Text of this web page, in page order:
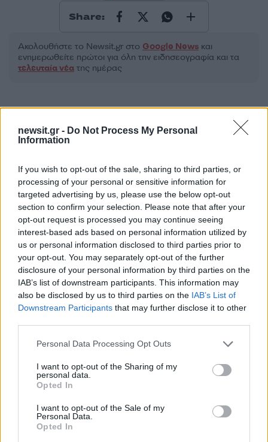
newsit.gr - Do Not Process My Personal
Information
If you wish to opt-out of the sale, sharing to third parties, or
processing of your personal or sensitive information for
targeted advertising by us, please use the below opt-out
section to confirm your selection. Please note that after your
opt-out request is processed you may continue seeing
interest-based ads based on personal information utilized by
us or personal information disclosed to third parties prior to
your opt-out. You may separately opt-out of the further
disclosure of your personal information by third parties on the
IAB’s list of downstream participants. This information may
also be disclosed by us to third parties on the IAB’s List of
Downstream Participants that may further disclose it to other
Please note that this website/app uses one or more Google
not limited to your visit or usage behaviour. You may click to
grant or deny consent to Google and its third-party tags to
use your data for below specified purposes in below Google
consent section.
Personal Data Processing Opt Outs
I want to opt-out of the Sharing of my
personal data.
Opted In
I want to opt-out of the Sale of my
Personal Data.
Opted In
Share:
Ακολουθήστε το Νewsit.gr στο Google News και
ενημερωθείτε πρώτοι για όλη την ειδησεογραφία και τα
τελευταία νέα της ημέρας
Πιο δημοφιλή
1 Σέρρες: Βίντεο ντοκουμέντο από το
τροχαίο με νεκρούς μητέρα και γιο – Ο
οδηγός του φορτηγού κατέγραψε τη
σύγκρουση
2Στα Χανιά για ολιγοήμερες διακοπές ο
Κυριάκος Μητσοτάκης με την σύζυγό του
Μαρέβα
3Marfin: Η 46χρονη πήρε προθεσμία για να
απολογηθεί την Τρίτη – «Είναι αθώα,
συμμετείχε στη διαδήλωση όπως και
100.000 άτομα»
4Η βαθμολογία της UEFA μετά την ήττα του
ΠΑΟΚ από την Άντερλεχτ
Καλομοίρα: Οι οικογενειακές στιγμές με
τον σύζυγό της Γιώργο Μπούσαλη στη
Σαντορίνη
Πιο σχολιασμένα
Έφυγαν οι συνεργάτες, μένει η Μαρία